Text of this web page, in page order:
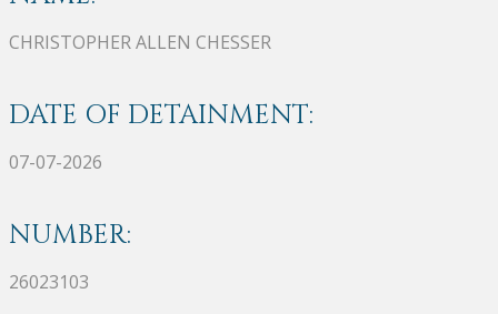
CHRISTOPHER ALLEN CHESSER
DATE OF DETAINMENT:
07-07-2026
NUMBER:
26023103